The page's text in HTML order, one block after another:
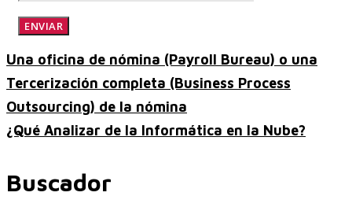
Paquetes de Soporte - Apoyo COVID19
EPIBot
Una oficina de nómina (Payroll Bureau) o una
Tercerización completa (Business Process
Outsourcing) de la nómina
¿Qué Analizar de la Informática en la Nube?
Buscador